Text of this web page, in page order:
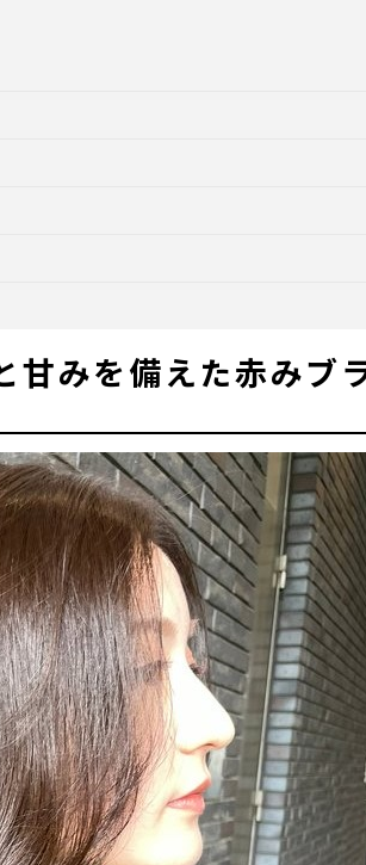
甘みを備えた赤みブ